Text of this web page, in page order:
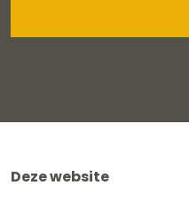
Deze website